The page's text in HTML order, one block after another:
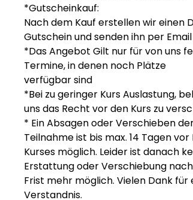
*Gutscheinkauf:
Nach dem Kauf erstellen wir einen
Gutschein und senden ihn per Email
*Das Angebot Gilt nur für von uns
Termine, in denen noch Plätze
verfügbar sind
*Bei zu geringer Kurs Auslastung,
uns das Recht vor den Kurs zu
* Ein Absagen oder Verschieben
Teilnahme ist bis max. 14 Tagen vor
Kurses möglich. Leider ist danach
Erstattung oder Verschiebung
Frist mehr möglich. Vielen Dank für
Verstandnis.